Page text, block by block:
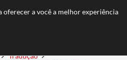
CONOSCO CONTATO
Tradução
oferecer a você a melhor experiência